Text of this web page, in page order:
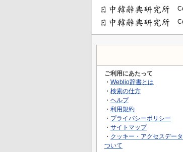
ご利用にあたって
・ Weblio辞書とは
・ 検索の仕方
・ ヘルプ
・ 利用規約
・ プライバシーポリシー
・ サイトマップ
・ クッキー・アクセスデー
ついて